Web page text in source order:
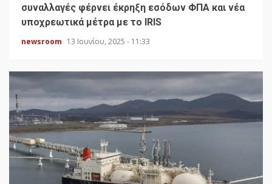
συναλλαγές φέρνει έκρηξη εσόδων ΦΠΑ και νέα
υποχρεωτικά μέτρα με το IRIS
newsroom 13 Ιουνίου, 2025 - 11:33